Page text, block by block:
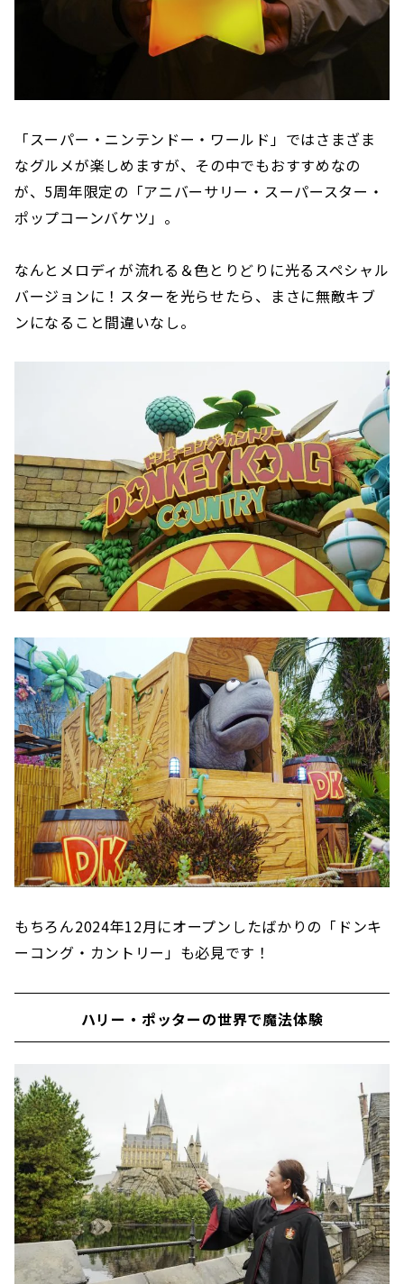
「スーパー・ニンテンドー・ワールド」ではさまざま
なグルメが楽しめますが、その中でもおすすめなの
が、5周年限定の「アニバーサリー・スーパースター・
ポップコーンバケツ」。
なんとメロディが流れる＆色とりどりに光るスペシャル
バージョンに！スターを光らせたら、まさに無敵キブ
ンになること間違いなし。
もちろん2024年12月にオープンしたばかりの「ドンキ
ーコング・カントリー」も必見です！
ハリー・ポッターの世界で魔法体験